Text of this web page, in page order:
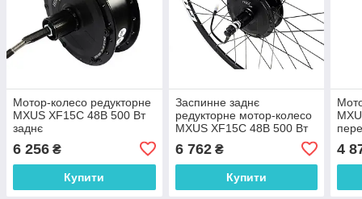
Мотор-колесо редукторне
MXUS XF15C 48В 500 Вт
заднє
6 256 ₴
Купити
Заспинне заднє
редукторне мотор-колесо
MXUS XF15C 48В 500 Вт
6 762₴
Купити
4